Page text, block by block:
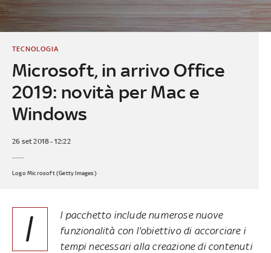
Microsoft, in arrivo Office
2019: novità per Mac e
Windows
TECNOLOGIA
26 set 2018 - 12:22
Logo Microsoft (Getty Images)
I
l pacchetto include numerose nuove
funzionalità con l'obiettivo di accorciare i
tempi necessari alla creazione di contenuti